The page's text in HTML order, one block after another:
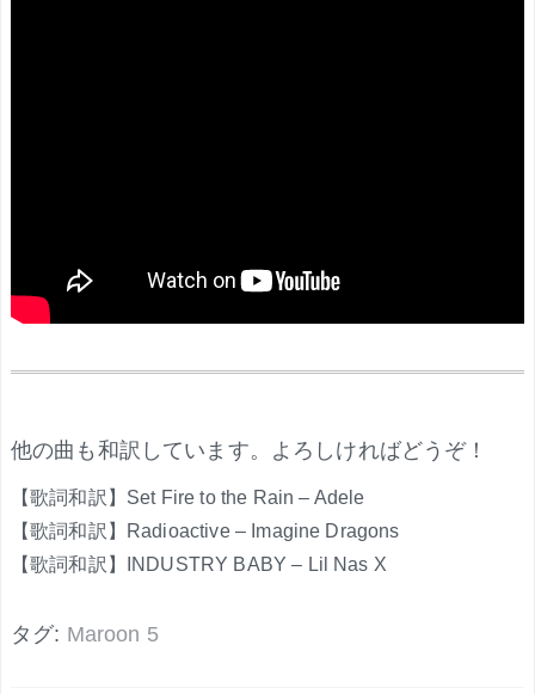
他の曲も和訳しています。よろしければどうぞ！
【歌詞和訳】Set Fire to the Rain – Adele
【歌詞和訳】Radioactive – Imagine Dragons
【歌詞和訳】INDUSTRY BABY – Lil Nas X
タグ: Maroon 5